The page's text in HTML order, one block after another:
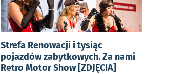
Strefa Renowacji i tysiąc
pojazdów zabytkowych. Za nami
Retro Motor Show [ZDJĘCIA]